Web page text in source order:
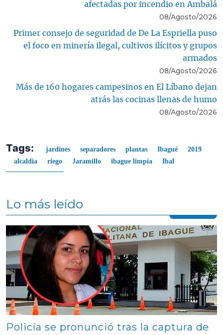
afectadas por incendio en Ambalá
08/Agosto/2026
Primer consejo de seguridad de De La Espriella puso
el foco en minería ilegal, cultivos ilícitos y grupos
armados
08/Agosto/2026
Más de 160 hogares campesinos en El Líbano dejan
atrás las cocinas llenas de humo
08/Agosto/2026
Tags: jardines separadores plantas Ibagué
2019
alcaldia
riego Jaramillo ibague limpia Ibal
Lo más leído
Contenido multimedia principal
Policía se pronunció tras la captura de